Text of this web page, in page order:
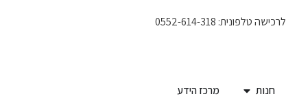
לרכישה טלפונית: 0552-614-318
חנות מרכז הידע